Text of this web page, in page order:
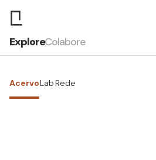
ExploreColabore
AcervoLab Rede